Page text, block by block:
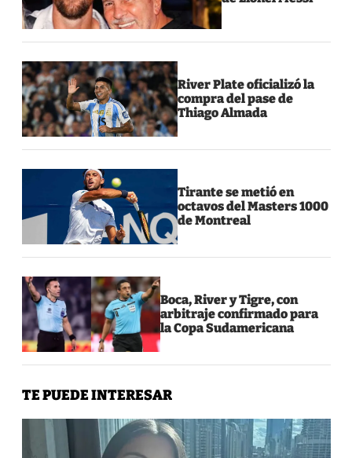
River Plate oficializó la
compra del pase de
Thiago Almada
Tirante se metió en
octavos del Masters 1000
de Montreal
Boca, River y Tigre, con
arbitraje confirmado para
la Copa Sudamericana
TE PUEDE INTERESAR